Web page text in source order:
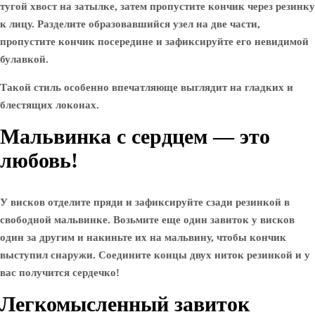
тугой хвост на затылке, затем пропустите кончик через резинку
к лицу. Разделите образовавшийся узел на две части,
пропустите кончик посередине и зафиксируйте его невидимой
булавкой.
Такой стиль особенно впечатляюще выглядит на гладких и
блестящих локонах.
Мальвинка с сердцем — это
любовь!
У висков отделите пряди и зафиксируйте сзади резинкой в ​​
свободной мальвинке. Возьмите еще один завиток у висков
один за другим и накиньте их на мальвину, чтобы кончик
выступил снаружи. Соедините концы двух ниток резинкой и у
вас получится сердечко!
Легкомысленный завиток